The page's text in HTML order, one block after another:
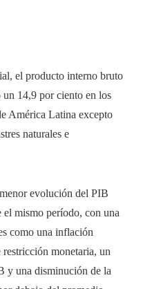
el producto interno bruto
14,9 por ciento en los
América Latina excepto
naturales e
evolución del PIB
el mismo período, con una
como una inflación
restricción monetaria, un
y una disminución de la